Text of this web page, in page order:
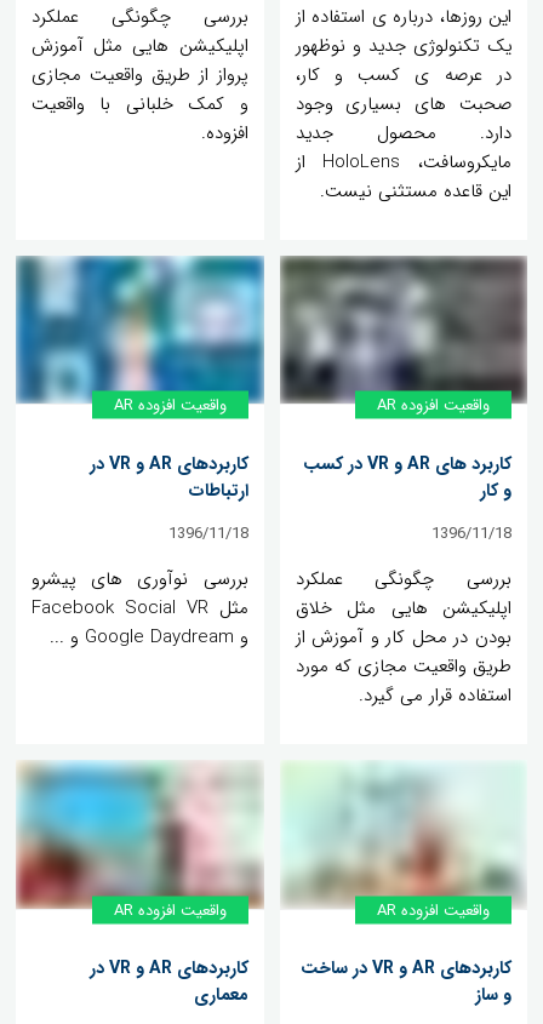
این روزها، درباره ی استفاده از
یک تکنولوژی جدید و نوظهور
در عرصه ی کسب و کار،
صحبت های بسیاری وجود
دارد. محصول جدید
مایکروسافت، HoloLens از
این قاعده مستثنی نیست.
بررسی چگونگی عملکرد
اپلیکیشن هایی مثل آموزش
پرواز از طریق واقعیت مجازی
و کمک خلبانی با واقعیت
افزوده.
واقعیت افزوده AR
کاربرد های AR و VR در کسب
و کار
1396/11/18
بررسی چگونگی عملکرد
اپلیکیشن هایی مثل خلاق
بودن در محل کار و آموزش از
طریق واقعیت مجازی که مورد
استفاده قرار می گیرد.
واقعیت افزوده AR
کاربردهای AR و VR در
ارتباطات
1396/11/18
بررسی نوآوری های پیشرو
مثل Facebook Social VR
و Google Daydream و ...
واقعیت افزوده AR
کاربردهای AR و VR در ساخت
و ساز
واقعیت افزوده AR
کاربردهای AR و VR در
معماری